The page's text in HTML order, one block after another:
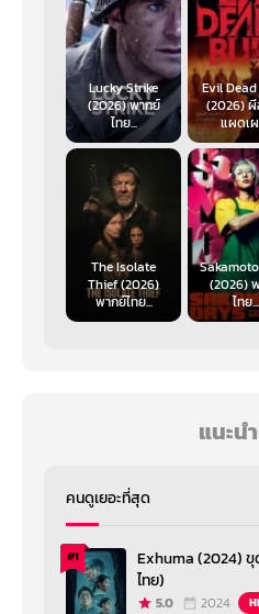
Lucky Strike
(2026) พากย์
ไทย...
Evil
(2026)
แผดเผ
The Isolate
Thief (2026)
พากย์ไทย...
(2026)
ไทย...
แนะน
คนดูเยอะที่สุด
#1
Exhuma (2024)
ไทย)
5.0 2024